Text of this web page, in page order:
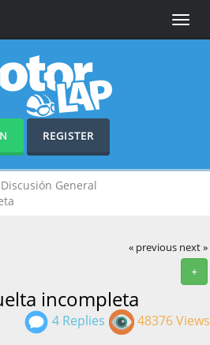
Toggle
REGISTER
Discusión General
« previous next »
+
incompleta
4 Replies 48376 Views